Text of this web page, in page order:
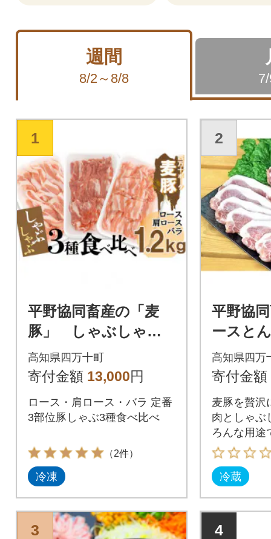
週間
8/2～8/8
1
平野協同畜産の「麦
豚」 しゃぶしゃぶ3
種食べ比べ 1.2kg
( ロース 肩ロー
高知県四万十町
寄付金額 13,000円
ロース・肩ロース・バラ 定番
3部位豚しゃぶ3種食べ比べ
（2件）
冷凍
2
平野協
ースと
しゃぶ
セット
高知県四万
寄付金額
麦豚を贅沢
肉としゃぶ
ろんな用途
のセットで
冷蔵
3 4